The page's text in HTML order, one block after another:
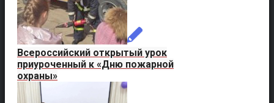
Всероссийский открытый урок
приуроченный к «Дню пожарной
охраны»